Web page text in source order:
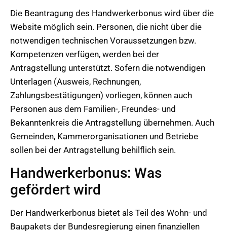
Die Beantragung des Handwerkerbonus wird über die
Website möglich sein. Personen, die nicht über die
notwendigen technischen Voraussetzungen bzw.
Kompetenzen verfügen, werden bei der
Antragstellung unterstützt. Sofern die notwendigen
Unterlagen (Ausweis, Rechnungen,
Zahlungsbestätigungen) vorliegen, können auch
Personen aus dem Familien-, Freundes- und
Bekanntenkreis die Antragstellung übernehmen. Auch
Gemeinden, Kammerorganisationen und Betriebe
sollen bei der Antragstellung behilflich sein.
Handwerkerbonus: Was
gefördert wird
Der Handwerkerbonus bietet als Teil des Wohn- und
Baupakets der Bundesregierung einen finanziellen